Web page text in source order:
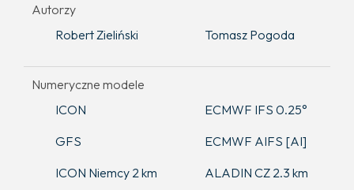
Autorzy
Robert Zieliński
Tomasz Pogoda
Numeryczne modele
ICON
ECMWF IFS 0.25°
GFS
ECMWF AIFS [AI]
ICON Niemcy 2 km
ALADIN CZ 2.3 km